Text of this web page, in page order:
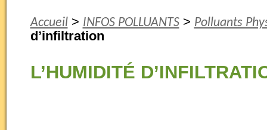
Accueil> INFOS POLLUANTS> Polluants
d’infiltration
L’HUMIDITÉ